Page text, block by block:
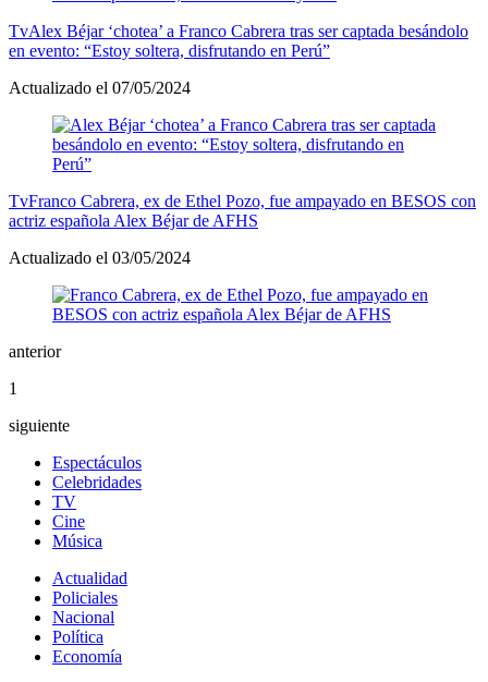
TvAlex Béjar ‘chotea’ a Franco Cabrera tras ser captada besándolo
en evento: “Estoy soltera, disfrutando en Perú”
Actualizado el 07/05/2024
TvFranco Cabrera, ex de Ethel Pozo, fue ampayado en BESOS con
actriz española Alex Béjar de AFHS
Actualizado el 03/05/2024
anterior
1
siguiente
Espectáculos
Celebridades
TV
Cine
Música
Actualidad
Policiales
Nacional
Política
Economía